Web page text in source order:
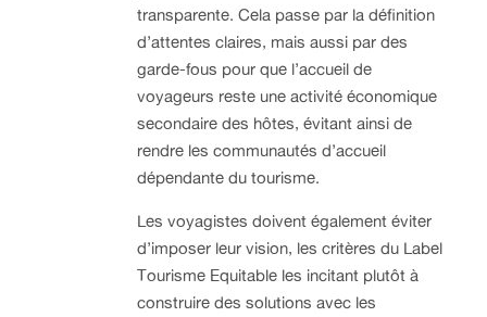
transparente. Cela passe par la définition
d’attentes claires, mais aussi par des
garde-fous pour que l’accueil de
voyageurs reste une activité économique
secondaire des hôtes, évitant ainsi de
rendre les communautés d’accueil
dépendante du tourisme.
Les voyagistes doivent également éviter
d’imposer leur vision, les critères du Label
Tourisme Equitable les incitant plutôt à
construire des solutions avec les